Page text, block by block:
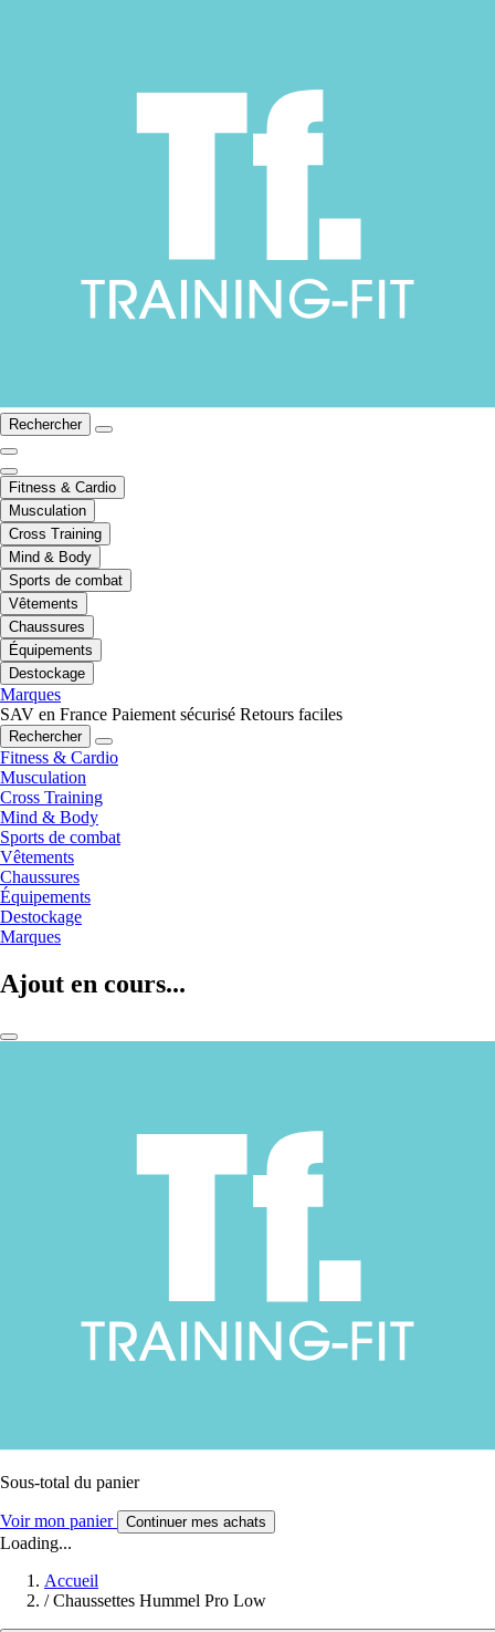
Rechercher
Fitness & Cardio
Musculation
Cross Training
Mind & Body
Sports de combat
Vêtements
Chaussures
Équipements
Destockage
Marques
SAV en France Paiement sécurisé Retours faciles
Rechercher
Fitness & Cardio
Musculation
Cross Training
Mind & Body
Sports de combat
Vêtements
Chaussures
Équipements
Destockage
Marques
Ajout en cours...
Sous-total du panier
Voir mon panier Continuer mes achats
Loading...
Accueil
/ Chaussettes Hummel Pro Low